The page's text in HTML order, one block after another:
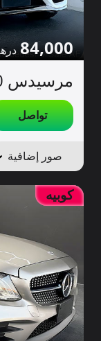
84,000
مرسيدس C200 للبيع
تواصل
صور إضافية
كوبيه